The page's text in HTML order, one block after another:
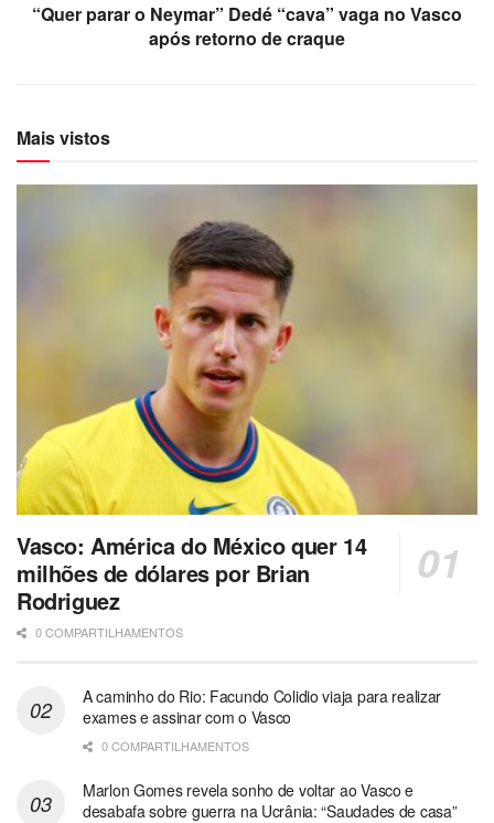
“Quer parar o Neymar” Dedé “cava” vaga no Vasco
após retorno de craque
Mais vistos
Vasco: América do México quer 14
milhões de dólares por Brian
Rodriguez
0 COMPARTILHAMENTOS
A caminho do Rio: Facundo Colidio viaja para realizar
exames e assinar com o Vasco
0 COMPARTILHAMENTOS
Marlon Gomes revela sonho de voltar ao Vasco e
desabafa sobre guerra na Ucrânia: “Saudades de casa”